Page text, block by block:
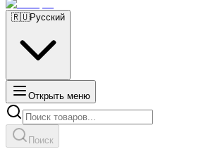
🇷🇺Русский
Открыть меню
Поиск